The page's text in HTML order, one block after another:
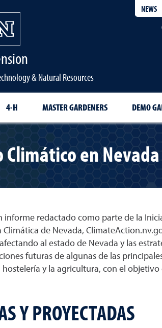
NEWS
& Natural Resources
4-H MASTER GARDENERS DEMO
en Nevada
redactado como parte de la
de Nevada,
al estado de Nevada y las
futuras de algunas de las
y la agricultura, con el
Y PROYECTADAS